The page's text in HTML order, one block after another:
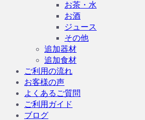
お茶・水
お酒
ジュース
その他
追加器材
追加食材
ご利用の流れ
お客様の声
よくあるご質問
ご利用ガイド
ブログ